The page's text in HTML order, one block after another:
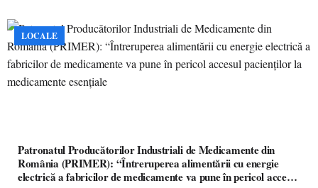
LOCALE
Patronatul Producătorilor Industriali de Medicamente din
România (PRIMER): “Întreruperea alimentării cu energie
electrică a fabricilor de medicamente va pune în pericol accesul